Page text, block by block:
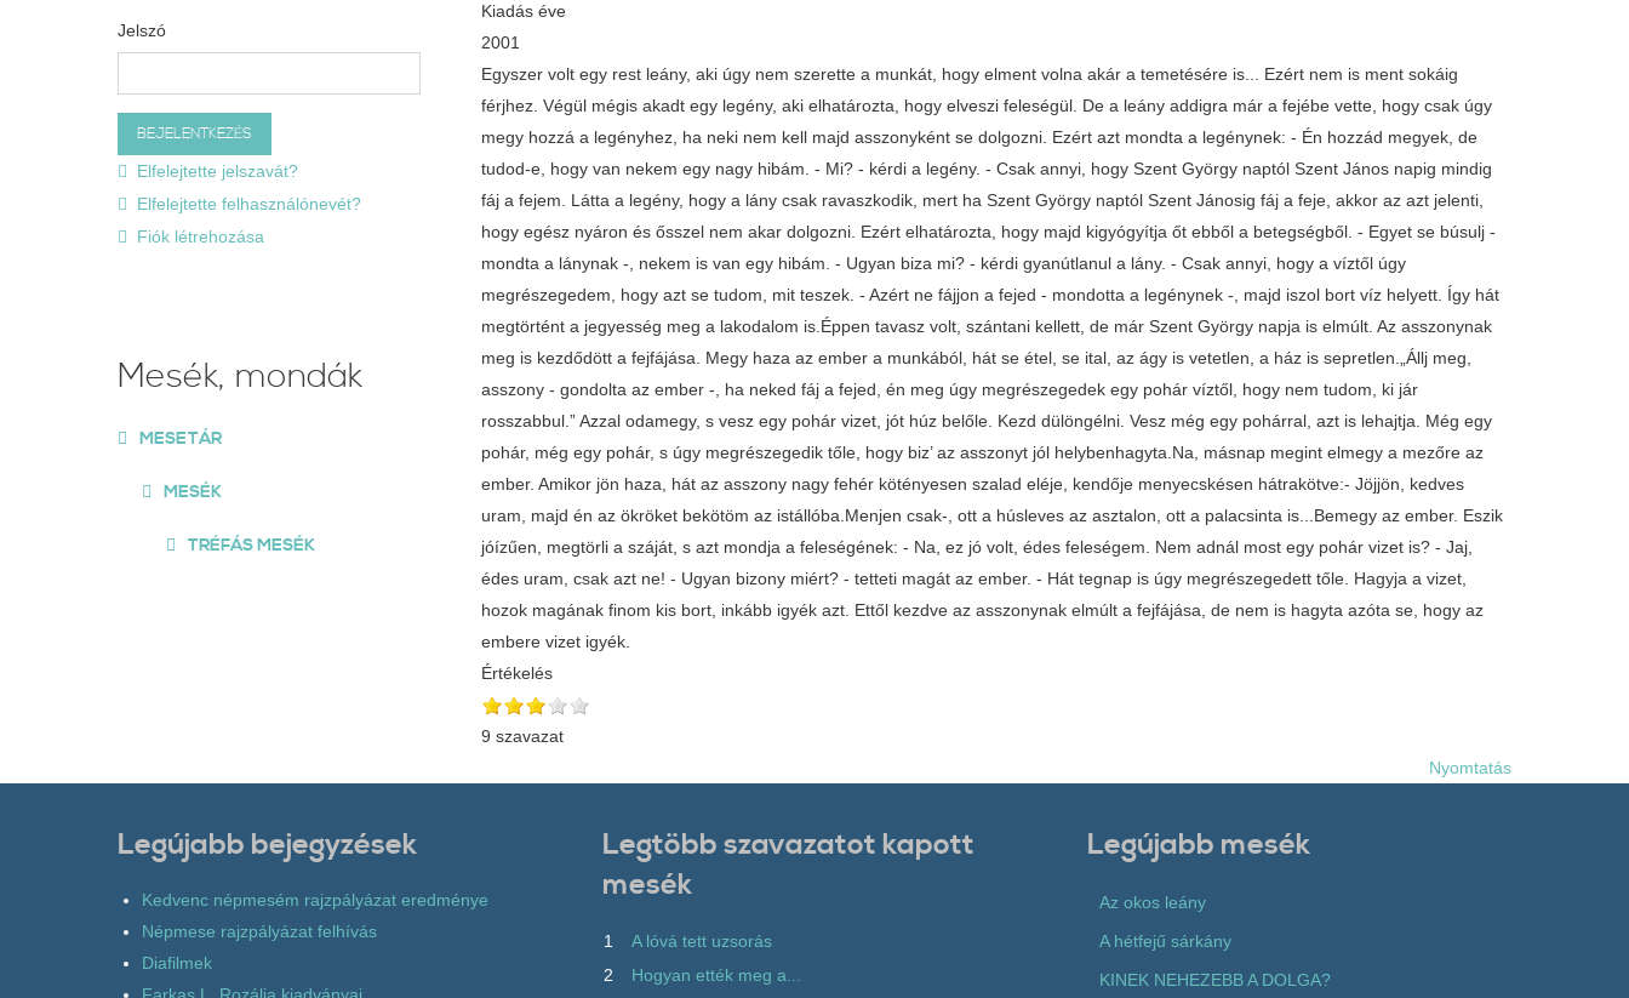
Kiadás éve
2001
Egyszer volt egy rest leány, aki úgy nem szerette a munkát, hogy elment volna akár a temetésére is... Ezért nem is ment sokáig
férjhez. Végül mégis akadt egy legény, aki elhatározta, hogy elveszi feleségül. De a leány addigra már a fejébe vette, hogy csak úgy
megy hozzá a legényhez, ha neki nem kell majd asszonyként se dolgozni. Ezért azt mondta a legénynek: - Én hozzád megyek, de
tudod-e, hogy van nekem egy nagy hibám. - Mi? - kérdi a legény. - Csak annyi, hogy Szent György naptól Szent János napig mindig
fáj a fejem. Látta a legény, hogy a lány csak ravaszkodik, mert ha Szent György naptól Szent Jánosig fáj a feje, akkor az azt jelenti,
hogy egész nyáron és ősszel nem akar dolgozni. Ezért elhatározta, hogy majd kigyógyítja őt ebből a betegségből. - Egyet se búsulj -
mondta a lánynak -, nekem is van egy hibám. - Ugyan biza mi? - kérdi gyanútlanul a lány. - Csak annyi, hogy a víztől úgy
megrészegedem, hogy azt se tudom, mit teszek. - Azért ne fájjon a fejed - mondotta a legénynek -, majd iszol bort víz helyett. Így hát
megtörtént a jegyesség meg a lakodalom is.Éppen tavasz volt, szántani kellett, de már Szent György napja is elmúlt. Az asszonynak
meg is kezdődött a fejfájása. Megy haza az ember a munkából, hát se étel, se ital, az ágy is vetetlen, a ház is sepretlen.„Állj meg,
asszony - gondolta az ember -, ha neked fáj a fejed, én meg úgy megrészegedek egy pohár víztől, hogy nem tudom, ki jár
rosszabbul.” Azzal odamegy, s vesz egy pohár vizet, jót húz belőle. Kezd dülöngélni. Vesz még egy pohárral, azt is lehajtja. Még egy
pohár, még egy pohár, s úgy megrészegedik tőle, hogy biz’ az asszonyt jól helybenhagyta.Na, másnap megint elmegy a mezőre az
ember. Amikor jön haza, hát az asszony nagy fehér kötényesen szalad eléje, kendője menyecskésen hátrakötve:- Jöjjön, kedves
uram, majd én az ökröket bekötöm az istállóba.Menjen csak-, ott a húsleves az asztalon, ott a palacsinta is...Bemegy az ember. Eszik
jóízűen, megtörli a száját, s azt mondja a feleségének: - Na, ez jó volt, édes feleségem. Nem adnál most egy pohár vizet is? - Jaj,
édes uram, csak azt ne! - Ugyan bizony miért? - tetteti magát az ember. - Hát tegnap is úgy megrészegedett tőle. Hagyja a vizet,
hozok magának finom kis bort, inkább igyék azt. Ettől kezdve az asszonynak elmúlt a fejfájása, de nem is hagyta azóta se, hogy az
embere vizet igyék.
Értékelés
9 szavazat
Nyomtatás
Jelszó
Elfelejtette jelszavát?
Elfelejtette felhasználónevét?
Fiók létrehozása
Mesék, mondák
MESETÁR
MESÉK
TRÉFÁS MESÉK
Legújabb bejegyzések
Kedvenc népmesém rajzpályázat eredménye
Népmese rajzpályázat felhívás
Diafilmek
Legtöbb szavazatot kapott
mesék
1
A lóvá tett uzsorás
2
Hogyan ették meg a...
Legújabb mesék
Az okos leány
A hétfejű sárkány
KINEK NEHEZEBB A DOLGA?